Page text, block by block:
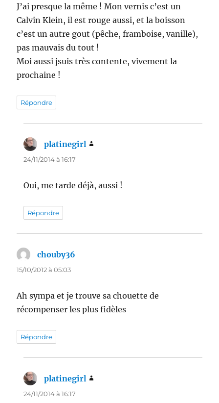
J’ai presque la même ! Mon vernis c’est un
Calvin Klein, il est rouge aussi, et la boisson
c’est un autre gout (pêche, framboise, vanille),
pas mauvais du tout !
Moi aussi jsuis très contente, vivement la
prochaine !
Répondre
platinegirl
24/11/2014 à 16:17
Oui, me tarde déjà, aussi !
Répondre
chouby36
15/10/2012 à 05:03
Ah sympa et je trouve sa chouette de
récompenser les plus fidèles
Répondre
platinegirl
24/11/2014 à 16:17